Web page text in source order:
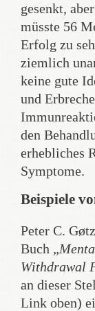
gesenkt,
müsste 56
Erfolg zu
ziemlich
keine gute
und
den
erhebliches
Symptome.
Beispiele
Peter C.
Buch „
Withdrawal
an dieser
Link oben)